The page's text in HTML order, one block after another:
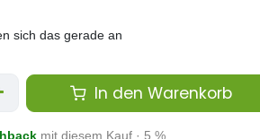
sich das gerade an
In den Warenkorb
mit diesem Kauf · 5 %